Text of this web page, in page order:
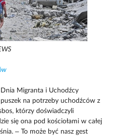
Migranta i Uchodźcy
na potrzeby uchodźców z
którzy doświadczyli
się ona pod kościołami w całej
– To może być nasz gest